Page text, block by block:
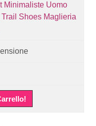
Minimaliste Uomo
Shoes Maglieria